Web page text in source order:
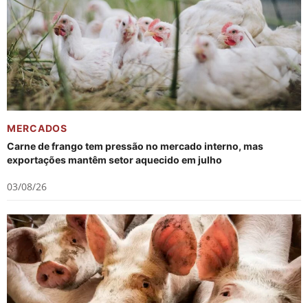
MERCADOS
Carne de frango tem pressão no mercado interno, mas
exportações mantêm setor aquecido em julho
03/08/26